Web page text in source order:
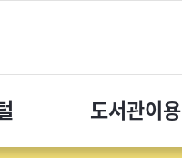
도서관이용